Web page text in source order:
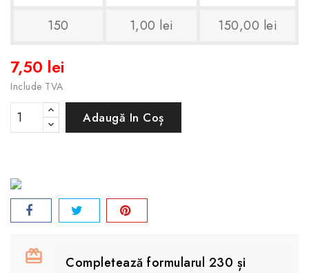
150 1,00 lei 150,00 lei
7,50 lei
Include TVA
Adaugă In Coș
Completează formularul 230 și